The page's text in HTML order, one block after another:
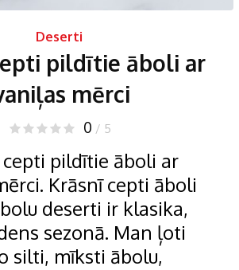
Deserti
pildītie āboli ar
mērci
0 / 5
cepti pildītie āboli ar
Krāsnī cepti āboli
deserti ir klasika,
sezonā. Man ļoti
silti, mīksti ābolu,